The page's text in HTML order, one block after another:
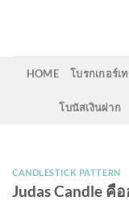
HOME โบรกเกอร์เ
โบนัสเงินฝาก
CANDLESTICK PATTERN
Judas Candle คื